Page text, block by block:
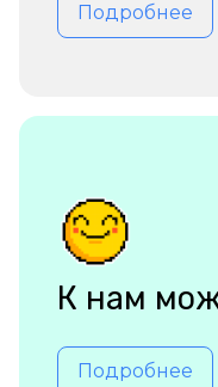
Подробнее
К нам
Подробнее